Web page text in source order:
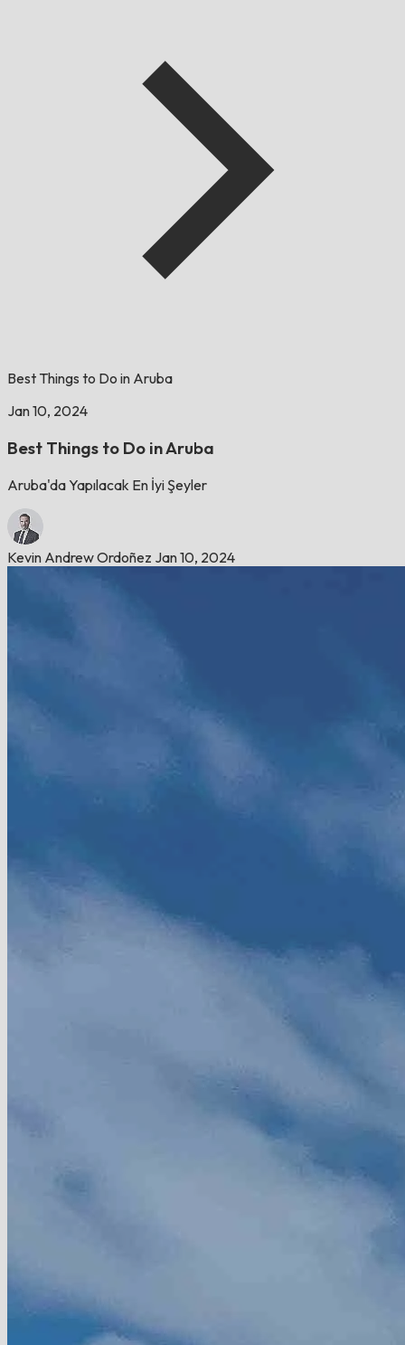
Best Things to Do in Aruba
Jan 10, 2024
Best Things to Do in Aruba
Aruba'da Yapılacak En İyi Şeyler
Kevin Andrew Ordoñez Jan 10, 2024